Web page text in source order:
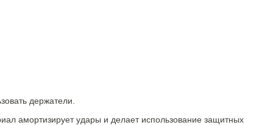
держатели.
амортизирует удары и делает использование защитных